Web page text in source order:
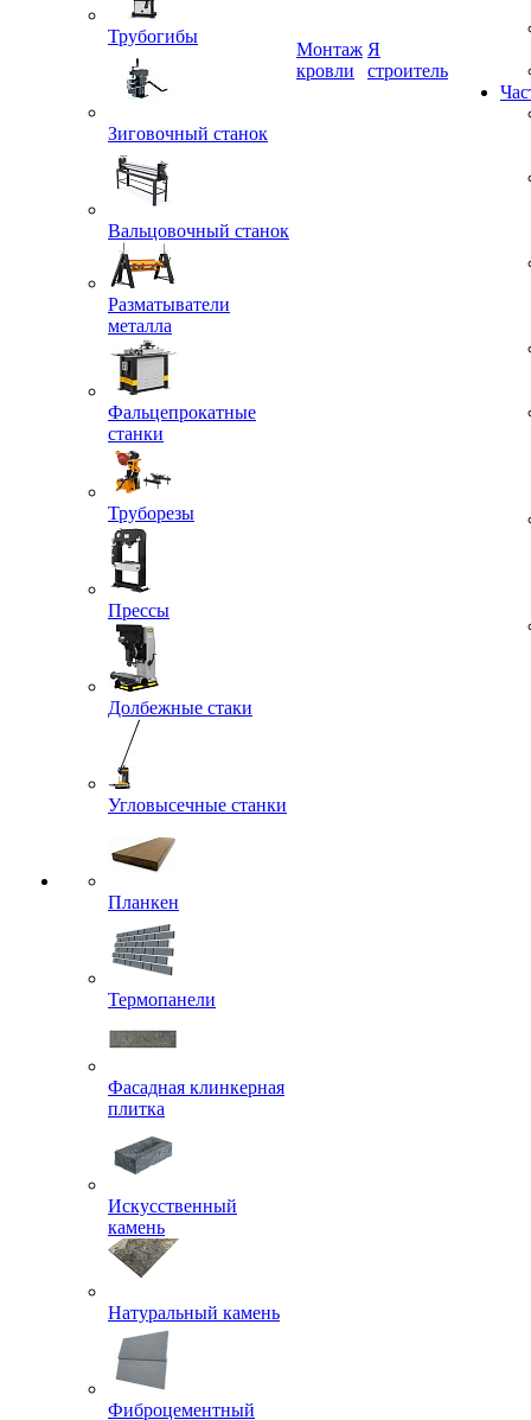
Трубогибы
Зиговочный станок
Вальцовочный станок
Разматыватели
металла
Фальцепрокатные
станки
Труборезы
Прессы
Долбежные стаки
Угловысечные станки
Планкен
Термопанели
Фасадная клинкерная
плитка
Искусственный
камень
Натуральный камень
Фиброцементный
Монтаж
Я